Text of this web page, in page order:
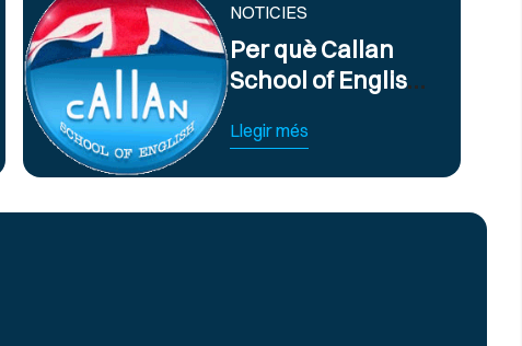
NOTICIES
Per què Callan
School of English
millors cursos
d’anglès
Llegir més